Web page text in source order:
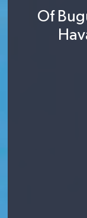
Of
EĞİTİM
BİLİM VE
Puan
Tüm
Son